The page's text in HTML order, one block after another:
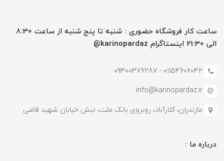
ساعت کار فروشگاه حضوری : شنبه تا پنج شنبه از ساعت 8:30
الی 21:30 اینستاگرام karinopardaz@
01154606042 - 09300376287
info@karinopardaz.ir
مازندران، کلارآباد، روبروی بانک ملت، نبش خیابان شهید قاضی
درباره ما :